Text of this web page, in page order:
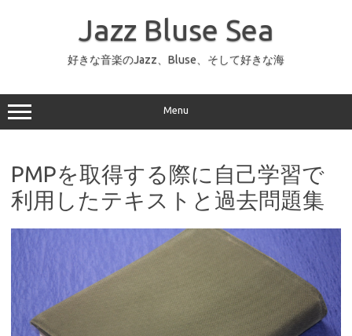
ッ
プ
Jazz Bluse Sea
好きな音楽のJazz、Bluse、そして好きな海
Menu
PMPを取得する際に自己学習で
利用したテキストと過去問題集